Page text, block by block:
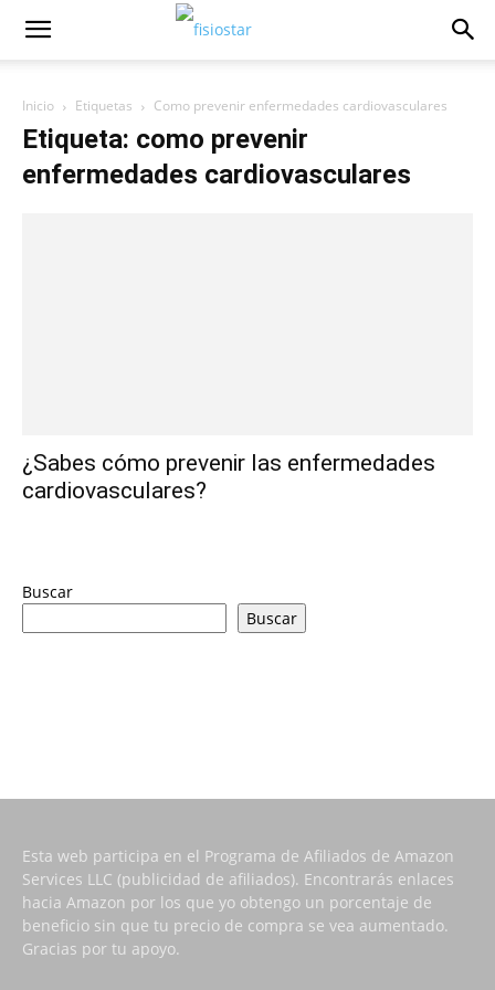
Inicio Etiquetas Como prevenir enfermedades cardiovasculares
Etiqueta: como prevenir
enfermedades cardiovasculares
¿Sabes cómo prevenir las enfermedades
cardiovasculares?
Buscar
Buscar
Esta web participa en el Programa de Afiliados de Amazon
Services LLC (publicidad de afiliados). Encontrarás enlaces
hacia Amazon por los que yo obtengo un porcentaje de
beneficio sin que tu precio de compra se vea aumentado.
Gracias por tu apoyo.